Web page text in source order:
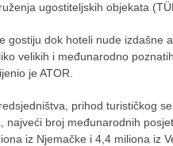
ugostiteljskih objekata
gostiju dok hoteli nude izdašne
velikih i međunarodno
je ATOR.
prihod turističkog
najveći broj međunarodnih
iz Njemačke i 4,4 miliona iz